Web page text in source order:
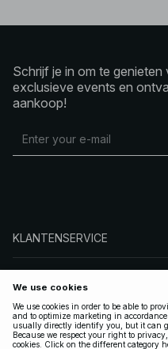
Schrijf je in om te genieten
exclusieve events en
aankoop!
KLANTENSERVICE
VOLG ONS